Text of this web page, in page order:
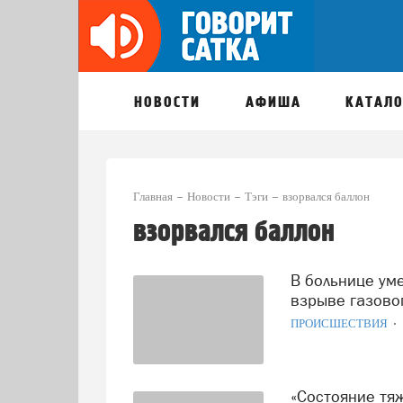
НОВОСТИ АФИША
Главная Новости Тэги взорвался баллон
взорвался баллон
В больнице умер саткинец, серьёзно пострадавший при
взрыве
ПРОИСШЕСТВИЯ
«Состояние тяжёлое»: подросток, пострадавший от взрыва